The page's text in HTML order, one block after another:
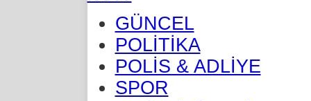
GÜNCEL
POLİTİKA
POLİS & ADLİYE
SPOR